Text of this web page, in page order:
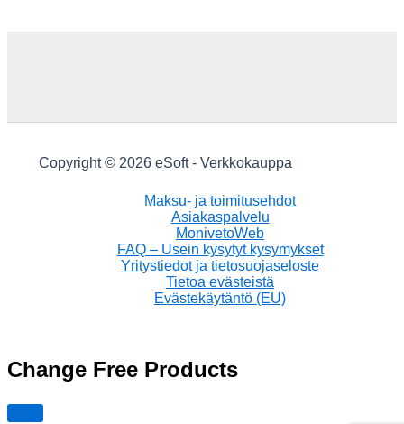
Copyright © 2026 eSoft - Verkkokauppa
Maksu- ja toimitusehdot
Asiakaspalvelu
MonivetoWeb
FAQ – Usein kysytyt kysymykset
Yritystiedot ja tietosuojaseloste
Tietoa evästeistä
Evästekäytäntö (EU)
Change Free Products